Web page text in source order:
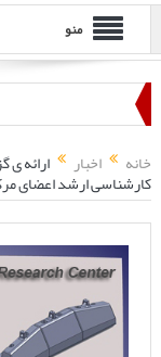
منو
خانه اخبار ارائه ی
کارشناسی ارشد اعضای